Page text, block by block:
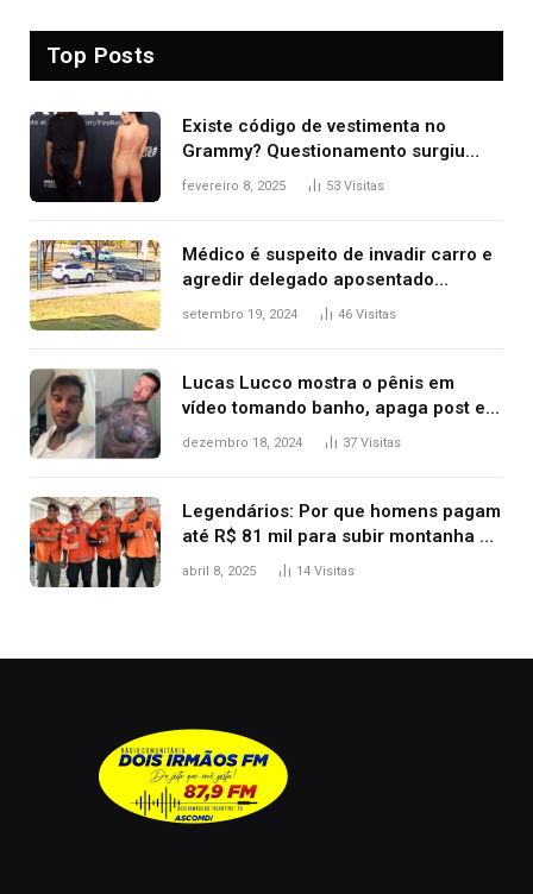
Top Posts
Existe código de vestimenta no
Grammy? Questionamento surgiu
após Bianca Censori, mulher de
fevereiro 8, 2025 53 Visitas
Médico é suspeito de invadir carro e
agredir delegado aposentado
durante confusão no trânsito
setembro 19, 2024 46 Visitas
Lucas Lucco mostra o pênis em
vídeo tomando banho, apaga post e
diz ‘foi mal’
dezembro 18, 2024 37 Visitas
Legendários: Por que homens pagam
até R$ 81 mil para subir montanha e
melhorar casamento?
abril 8, 2025 14 Visitas